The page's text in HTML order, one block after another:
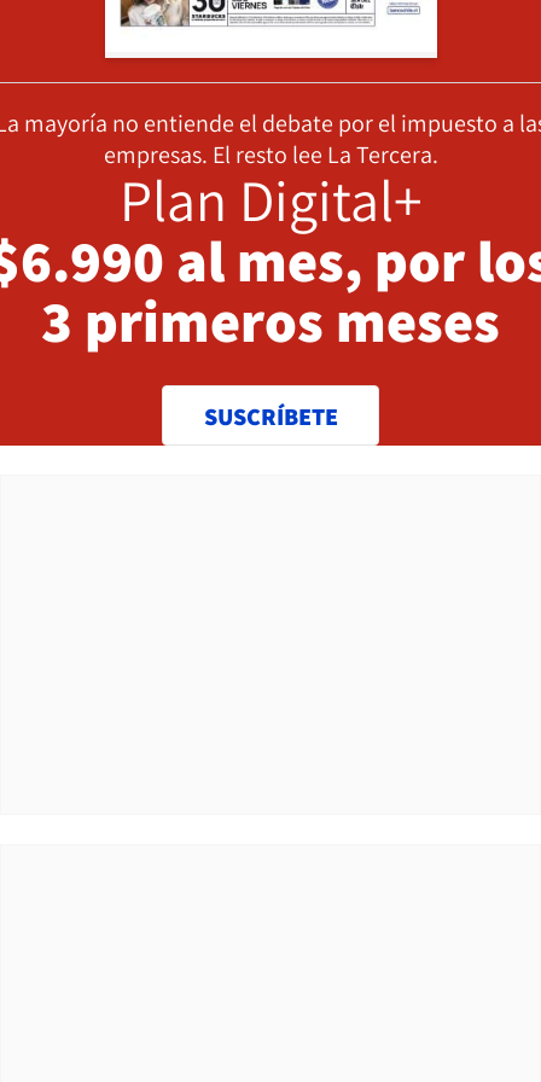
mayoría no entiende el debate por el impuesto a
empresas. El resto lee La Tercera.
Plan Digital+
al mes, por
3 primeros meses
SUSCRÍBETE